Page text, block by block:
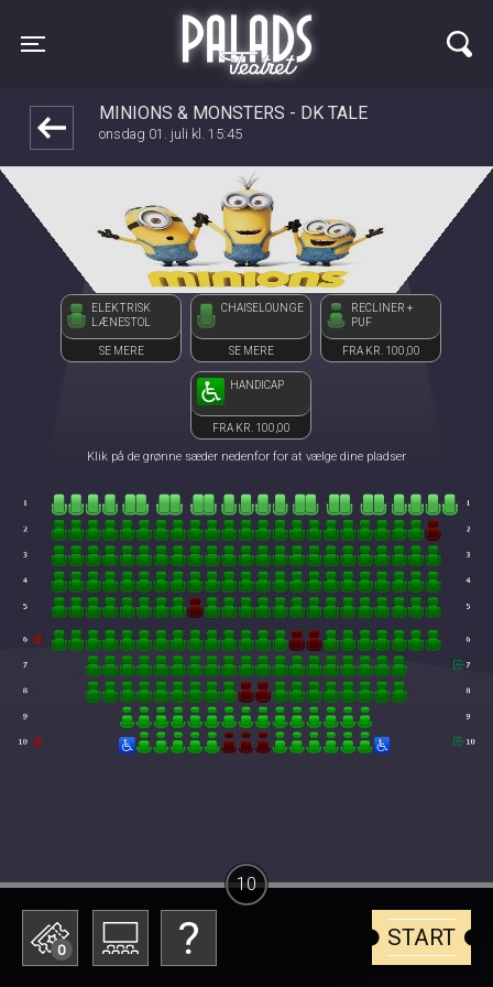
Toggle navigation
Palads Teatret
MINIONS & MONSTERS - DK TALE
onsdag 01. juli kl. 15:45
ELEKTRISK
LÆNESTOL
SE MERE
CHAISELOUNGE
SE MERE
RECLINER +
PUF
FRA KR. 100,00
HANDICAP
FRA KR. 100,00
Klik på de grønne sæder nedenfor for at vælge dine pladser
0 START
10
1step-front02 070743